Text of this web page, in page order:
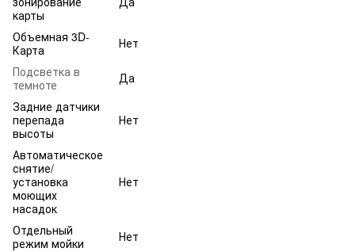
карты
Объемная 3D-
Карта
Нет
Подсветка в
темноте
Да
Задние датчики
перепада
высоты
Нет
Автоматическое
снятие/
установка
моющих
насадок
Нет
Отдельный
режим мойки
Нет